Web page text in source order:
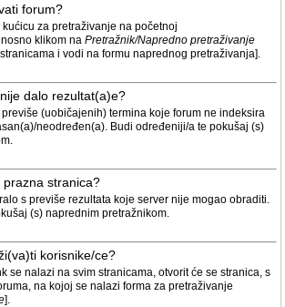
forum?
za pretraživanje na početnoj
klikom na Pretražnik/Napredno pretraživanje
i vodi na formu naprednog pretraživanja].
dalo rezultat(a)e?
(uobičajenih) termina koje forum ne indeksira
neodređen(a). Budi određeniji/a te pokušaj (s)
stranica?
s previše rezultata koje server nije mogao obraditi.
(s) naprednim pretražnikom.
korisnike/ce?
se nalazi na svim stranicama, otvorit će se stranica, s
na kojoj se nalazi forma za pretraživanje
].